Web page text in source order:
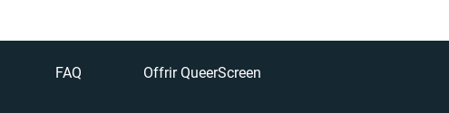
FAQ Offrir QueerScreen